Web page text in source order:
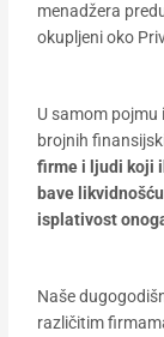
menadžera
okupljeni oko
U samom
brojnih
firme i ljudi koji
bave
isplativost
Naše
različitim